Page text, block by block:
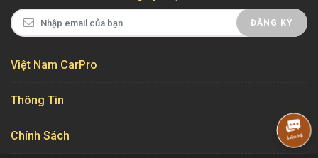
ĐĂNG KÝ
Việt Nam CarPro
Thông Tin
Chính Sách